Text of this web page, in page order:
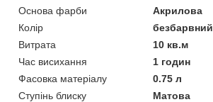
Основа фарби
Акрилова
Колір
безбарвний
Витрата
10 кв.м
Час висихання
1 годин
Фасовка матеріалу
0.75 л
Ступінь блиску
Матова